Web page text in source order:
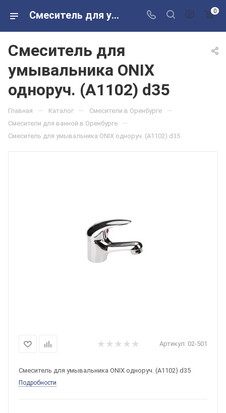
Смеситель для умывальника ONIX одноруч. (A1102) d35 в розничных магазинах Сантехторг 0
Смеситель для
умывальника ONIX
одноруч. (A1102) d35
Главная — Каталог — Смесители в Оренбурге —
Смесители для ванной в Оренбурге —
Смеситель для умывальника ONIX одноруч. (A1102) d35
Артикул: 02-501
Смеситель для умывальника ONIX одноруч. (A1102) d35
Подробности